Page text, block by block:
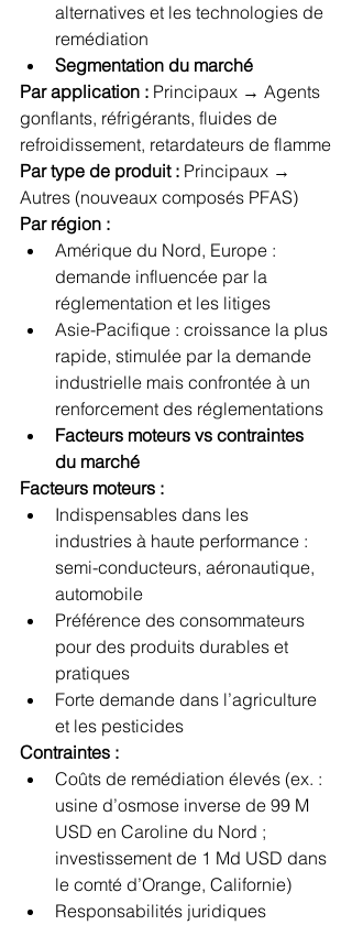
alternatives et les technologies de
remédiation
Segmentation du marché
Par application : Principaux → Agents
gonflants, réfrigérants, fluides de
refroidissement, retardateurs de flamme
Par type de produit : Principaux →
Autres (nouveaux composés PFAS)
Par région :
Amérique du Nord, Europe :
demande influencée par la
réglementation et les litiges
Asie-Pacifique : croissance la plus
rapide, stimulée par la demande
industrielle mais confrontée à un
renforcement des réglementations
Facteurs moteurs vs contraintes
du marché
Facteurs moteurs :
Indispensables dans les
industries à haute performance :
semi-conducteurs, aéronautique,
automobile
Préférence des consommateurs
pour des produits durables et
pratiques
Forte demande dans l’agriculture
et les pesticides
Contraintes :
Coûts de remédiation élevés (ex. :
usine d’osmose inverse de 99 M
USD en Caroline du Nord ;
investissement de 1 Md USD dans
le comté d’Orange, Californie)
Responsabilités juridiques